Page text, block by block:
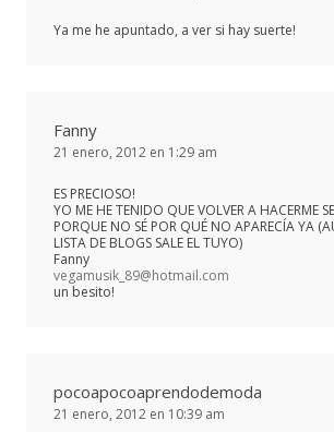
Ya me he apuntado, a ver si hay suerte!
Fanny
21 enero, 2012 en 1:29 am
ES PRECIOSO!
YO ME HE TENIDO QUE VOLVER A HACERME
PORQUE NO SÉ POR QUÉ NO APARECÍA YA
LISTA DE BLOGS SALE EL TUYO)
Fanny
vegamusik_89@hotmail.com
un besito!
pocoapocoaprendodemoda
21 enero, 2012 en 10:39 am